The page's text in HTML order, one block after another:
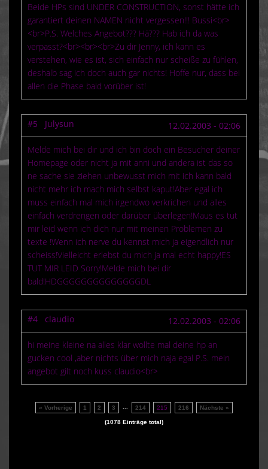
Beide HPs sind UNDER CONSTRUCTION, sonst hätte ich
garantiert deinen NAMEN nicht vergessen!!! Bussi<br>
<br>P.S. Welches Angebot??? Hä??? Hab ich da was
verpasst?<br><br><br>Zu dir Jenny, ich kann es
verstehen, wie es ist, sich einfach nur scheiße zu fühlen,
deshalb sag ich doch auch gar nichts! Hoffe nur, dass bei
allen die Phase bald vorüber ist!
#5 Julysun 12.02.2003 - 02:06
Melde mich bei dir und ich bin doch ein Besucher deiner
Homepage oder nicht ja mit anni und andera ist das so
ne sache sie ziehen unbewusst mich mit ich kann bald
nicht mehr ich mach mich selbst kaput!Aber egal ich
muss einfach mal mich irgendwo verkrichen und alles
einfach verdrengen oder darüber überlegen!Maus es tut
mir leid wenn ich dich nur mit meinen Problemen zu
texte !Wenn ich nerve du kennst mich ja eigendlich nur
scheiss!Vielleicht erlebst du mich ja mal echt happy!ES
TUT MIR LEID Sorry!Melde mich bei dir
bald!HDGGGGGGGGGGGGGGDL
#4 claudio 12.02.2003 - 02:06
hi meine kleine na alles klar wollte mal deine hp an
gucken cool ,aber nichts über mich naja egal P.S. mein
angebot gilt noch kuss claudio<br>
« Vorherige 1 2 3 214 215 216 Nächste »
(1078 Einträge total)